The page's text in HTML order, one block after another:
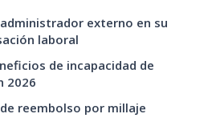
externo en su
laboral
de incapacidad de
2026
reembolso por millaje